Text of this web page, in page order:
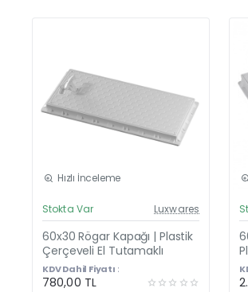
Hızlı İnceleme
Yeni Ürün
Stokta Var Luxwares
60x30 Rögar Kapağı | Plastik
Çerçeveli El Tutamaklı
KDV Dahil Fiyatı :
780,00 TL